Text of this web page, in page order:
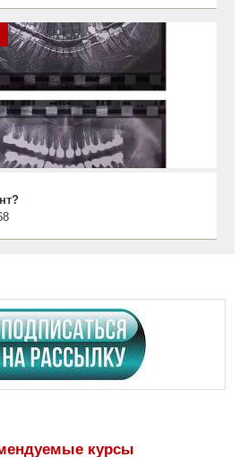
курсы